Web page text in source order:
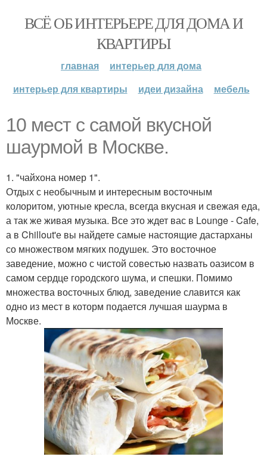
ВСЁ ОБ ИНТЕРЬЕРЕ ДЛЯ ДОМА И
КВАРТИРЫ
главная
интерьер для дома
интерьер для квартиры
идеи дизайна мебель
10 мест с самой вкусной
шаурмой в Москве.
1. "чайхона номер 1".
Отдых с необычным и интересным восточным
колоритом, уютные кресла, всегда вкусная и свежая еда,
а так же живая музыка. Все это ждет вас в Lounge - Cafe,
а в Chillout'е вы найдете самые настоящие дастарханы
со множеством мягких подушек. Это восточное
заведение, можно с чистой совестью назвать оазисом в
самом сердце городского шума, и спешки. Помимо
множества восточных блюд, заведение славится как
одно из мест в которм подается лучшая шаурма в
Москве.